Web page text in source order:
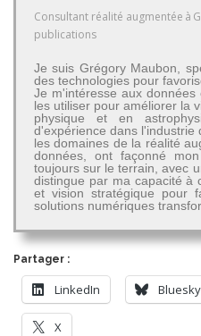
Consultant réalité augmentée à
publications
Je suis Grégory Maubon,
des technologies pour
Je m'intéresse aux données
les utiliser pour améliorer la
physique et en
d'expérience dans l'industrie
les domaines de la réalité
données, ont façonné
toujours sur le terrain, avec
distingue par ma capacité à
et vision stratégique pour
solutions numériques
Partager :
LinkedIn Bluesky
X